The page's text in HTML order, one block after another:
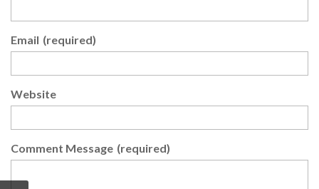
Email (required)
Website
Comment Message (required)